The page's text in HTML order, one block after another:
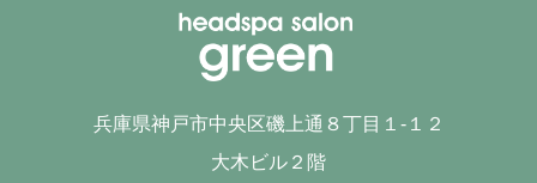
兵庫県神戸市中央区磯上通８丁目１-１２
大木ビル２階